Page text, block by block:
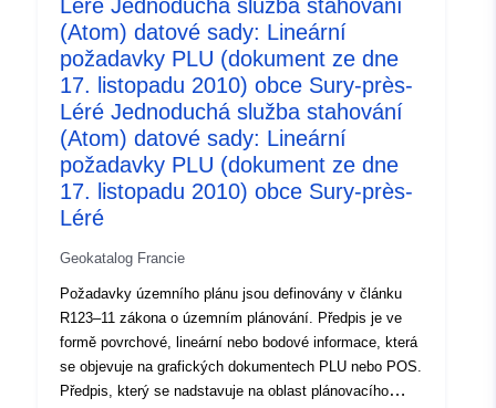
Léré Jednoduchá služba stahování
(Atom) datové sady: Lineární
požadavky PLU (dokument ze dne
17. listopadu 2010) obce Sury-près-
Léré Jednoduchá služba stahování
(Atom) datové sady: Lineární
požadavky PLU (dokument ze dne
17. listopadu 2010) obce Sury-près-
Léré
Geokatalog Francie
Požadavky územního plánu jsou definovány v článku
R123–11 zákona o územním plánování. Předpis je ve
formě povrchové, lineární nebo bodové informace, která
se objevuje na grafických dokumentech PLU nebo POS.
Předpis, který se nadstavuje na oblast plánovacího